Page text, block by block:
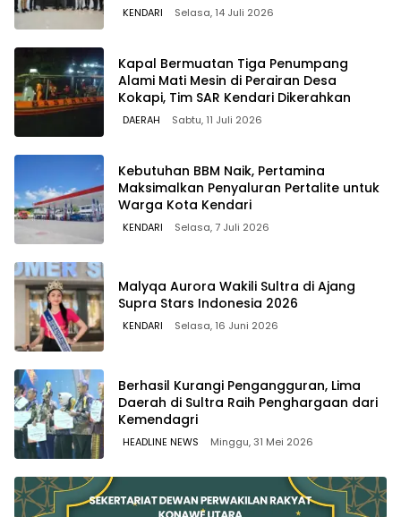
KENDARI Selasa, 14 Juli 2026
Kapal Bermuatan Tiga Penumpang
Alami Mati Mesin di Perairan Desa
Kokapi, Tim SAR Kendari Dikerahkan
DAERAH Sabtu, 11 Juli 2026
Kebutuhan BBM Naik, Pertamina
Maksimalkan Penyaluran Pertalite untuk
Warga Kota Kendari
KENDARI Selasa, 7 Juli 2026
Malyqa Aurora Wakili Sultra di Ajang
Supra Stars Indonesia 2026
KENDARI Selasa, 16 Juni 2026
Berhasil Kurangi Pengangguran, Lima
Daerah di Sultra Raih Penghargaan dari
Kemendagri
HEADLINE NEWS Minggu, 31 Mei 2026